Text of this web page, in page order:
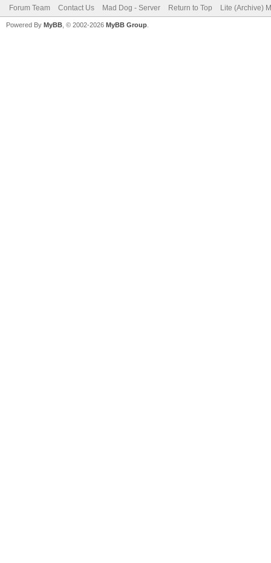
Forum Team Contact Us Mad Dog - Server Return to Top Lite (Archive)
Powered By MyBB , © 2002-2026 MyBB Group